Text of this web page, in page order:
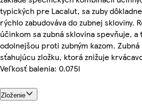
typických pre Lacalut, sa zuby
rýchlo zabudováva do zubnej skloviny.
účinkom sa zubná sklovina spevňuje, a
odolnejšou proti zubným kazom.
sťahujúcu zložku, ktorá znižuje
Veľkosť balenia: 0.075l
Zloženie